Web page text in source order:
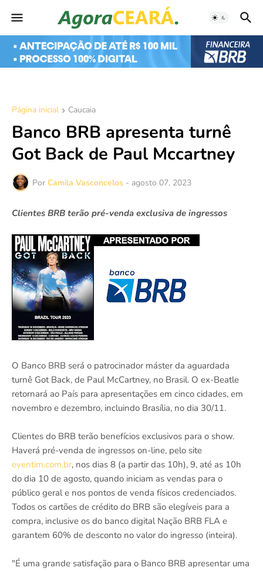
Página inicial Caucaia
Banco BRB apresenta turnê
Got Back de Paul Mccartney
Por Camila Vasconcelos - agosto 07, 2023
Clientes BRB terão pré-venda exclusiva de ingressos
O Banco BRB será o patrocinador máster da aguardada
turnê Got Back, de Paul McCartney, no Brasil. O ex-Beatle
retornará ao País para apresentações em cinco cidades, em
novembro e dezembro, incluindo Brasília, no dia 30/11.
Clientes do BRB terão benefícios exclusivos para o show.
Haverá pré-venda de ingressos on-line, pelo site
eventim.com.br, nos dias 8 (a partir das 10h), 9, até as 10h
do dia 10 de agosto, quando iniciam as vendas para o
público geral e nos pontos de venda físicos credenciados.
Todos os cartões de crédito do BRB são elegíveis para a
compra, inclusive os do banco digital Nação BRB FLA e
garantem 60% de desconto no valor do ingresso (inteira).
"É uma grande satisfação para o Banco BRB apresentar uma